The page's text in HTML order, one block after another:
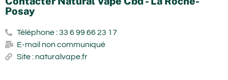
Posay
Téléphone : 33 6 99 66 23 17
E-mail non communiqué
Site : naturalvape.fr